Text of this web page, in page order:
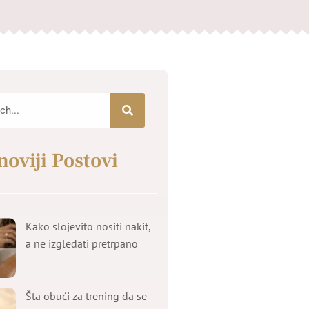
Postovi
Kako slojevito nositi nakit,
a ne izgledati pretrpano
Šta obući za trening da se